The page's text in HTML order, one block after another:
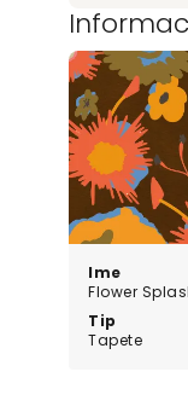
Ime
Flower
Tip
Tapete